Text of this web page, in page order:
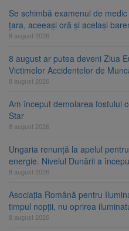
Se schimbă examenul de
țara, aceeași oră și același
8 august 2026
8 august ar putea deveni Ziua
Victimelor Accidentelor de
8 august 2026
Am început demolarea fostului
Star
8 august 2026
Ungaria renunță la apelul
energie. Nivelul Dunării a
8 august 2026
Asociația Română pentru
timpul nopții, nu oprirea
8 august 2026